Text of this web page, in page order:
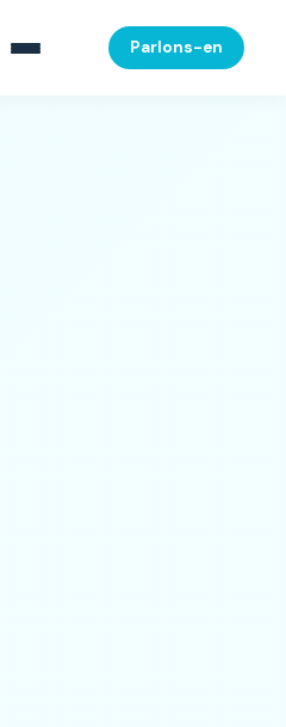
Parlons-en